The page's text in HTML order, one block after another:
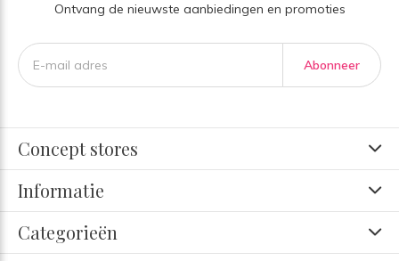
Ontvang de nieuwste aanbiedingen en promoties
Abonneer
Concept stores
Informatie
Categorieën